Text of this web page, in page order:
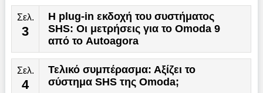
Σελ.
3
Η plug-in εκδοχή του συστήματος
SHS: Οι μετρήσεις για το Omoda 9
από το Autoagora
Σελ.
4
Τελικό συμπέρασμα: Αξίζει το
σύστημα SHS της Omoda;